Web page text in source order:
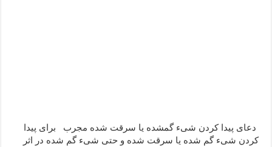
دعای پیدا کردن شیء گمشده یا سرقت شده مجرب برای پیدا
کردن شیء گم شده یا سرقت شده و حتی شیء گم شده در اثر